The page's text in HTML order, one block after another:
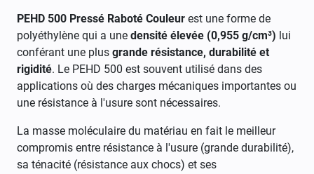
PEHD 500 Pressé Raboté Couleur est une forme de
polyéthylène qui a une densité élevée (0,955 g/cm³) lui
conférant une plus grande résistance, durabilité et
rigidité. Le PEHD 500 est souvent utilisé dans des
applications où des charges mécaniques importantes ou
une résistance à l'usure sont nécessaires.
La masse moléculaire du matériau en fait le meilleur
compromis entre résistance à l'usure (grande durabilité),
sa ténacité (résistance aux chocs) et ses